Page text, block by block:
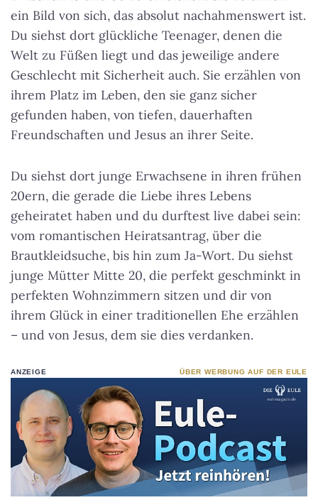
ein Bild von sich, das absolut nachahmenswert ist.
Du siehst dort glückliche Teenager, denen die
Welt zu Füßen liegt und das jeweilige andere
Geschlecht mit Sicherheit auch. Sie erzählen von
ihrem Platz im Leben, den sie ganz sicher
gefunden haben, von tiefen, dauerhaften
Freundschaften und Jesus an ihrer Seite.
Du siehst dort junge Erwachsene in ihren frühen
20ern, die gerade die Liebe ihres Lebens
geheiratet haben und du durftest live dabei sein:
vom romantischen Heiratsantrag, über die
Brautkleidsuche, bis hin zum Ja-Wort. Du siehst
junge Mütter Mitte 20, die perfekt geschminkt in
perfekten Wohnzimmern sitzen und dir von
ihrem Glück in einer traditionellen Ehe erzählen
– und von Jesus, dem sie dies verdanken.
ANZEIGE ÜBER WERBUNG AUF DER EULE